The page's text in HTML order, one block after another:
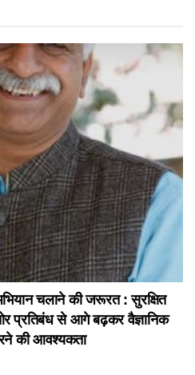
चलाने की जरूरत : सुरक्षित
प्रतिबंध से आगे बढ़कर वैज्ञानिक
की आवश्यकता